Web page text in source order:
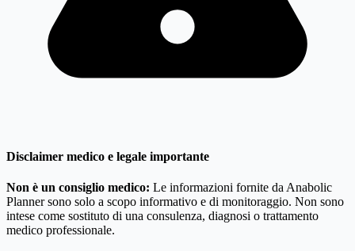
Disclaimer medico e legale importante
Non è un consiglio medico: Le informazioni fornite da Anabolic
Planner sono solo a scopo informativo e di monitoraggio. Non sono
intese come sostituto di una consulenza, diagnosi o trattamento
medico professionale.